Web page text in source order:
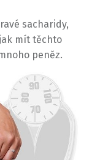
sacharidy,
mít těchto
peněz.